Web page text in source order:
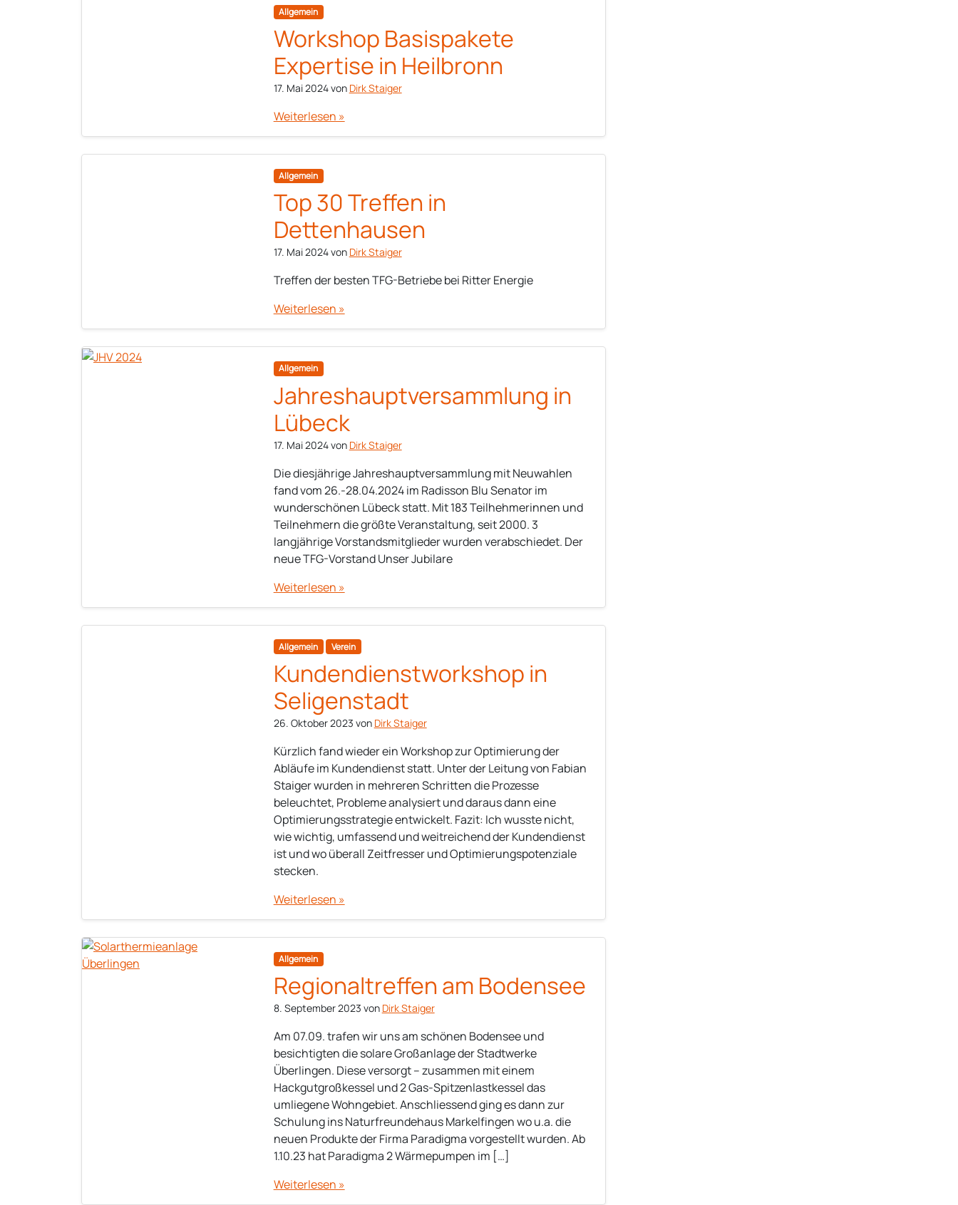
Allgemein
Workshop Basispakete
Expertise in Heilbronn
17. Mai 2024von Dirk Staiger
Weiterlesen »
Allgemein
Top 30 Treffen in
Dettenhausen
17. Mai 2024von Dirk Staiger
Treffen der besten TFG-Betriebe bei Ritter Energie
Weiterlesen »
Allgemein
Jahreshauptversammlung in
Lübeck
17. Mai 2024von Dirk Staiger
Die diesjährige Jahreshauptversammlung mit Neuwahlen
fand vom 26.-28.04.2024 im Radisson Blu Senator im
wunderschönen Lübeck statt. Mit 183 Teilhehmerinnen und
Teilnehmern die größte Veranstaltung, seit 2000. 3
langjährige Vorstandsmitglieder wurden verabschiedet. Der
neue TFG-Vorstand Unser Jubilare
Weiterlesen »
Allgemein Verein
Kundendienstworkshop in
Seligenstadt
26. Oktober 2023 von Dirk Staiger
Kürzlich fand wieder ein Workshop zur Optimierung der
Abläufe im Kundendienst statt. Unter der Leitung von Fabian
Staiger wurden in mehreren Schritten die Prozesse
beleuchtet, Probleme analysiert und daraus dann eine
Optimierungsstrategie entwickelt. Fazit: Ich wusste nicht,
wie wichtig, umfassend und weitreichend der Kundendienst
ist und wo überall Zeitfresser und Optimierungspotenziale
stecken.
Weiterlesen »
Allgemein
Regionaltreffen am Bodensee
8. September 2023 von Dirk Staiger
Am 07.09. trafen wir uns am schönen Bodensee und
besichtigten die solare Großanlage der Stadtwerke
Überlingen. Diese versorgt – zusammen mit einem
Hackgutgroßkessel und 2 Gas-Spitzenlastkessel das
umliegene Wohngebiet. Anschliessend ging es dann zur
Schulung ins Naturfreundehaus Markelfingen wo u.a. die
neuen Produkte der Firma Paradigma vorgestellt wurden. Ab
1.10.23 hat Paradigma 2 Wärmepumpen im […]
Weiterlesen »